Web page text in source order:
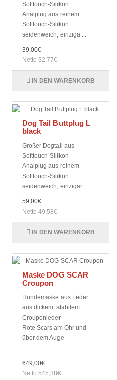
Softtouch-Silikon
Analplug aus reinem
Softtouch-Silikon
seidenweich, einziga ...
39,00€
Netto 32,77€
IN DEN WARENKORB
Dog Tail Buttplug L
black
Großer Dogtail aus
Softtouch-Silikon
Analplug aus reinem
Softtouch-Silikon
seidenweich, einzigar ...
59,00€
Netto 49,58€
IN DEN WARENKORB
Maske DOG SCAR
Croupon
Hundemaske aus Leder
aus dickem, stabilem
Crouponleder
Rote Scars am Ohr und
über dem Auge
...
649,00€
Netto 545,38€